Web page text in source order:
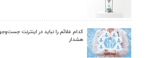
کدام علائم را نباید در اینترنت
هشدار